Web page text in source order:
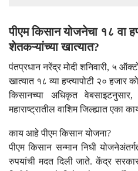
पीएम किसान योजनेचा १८ वा
शेतकऱ्यांच्या खात्यात?
पंतप्रधान नरेंद्र मोदी शनिवारी, ५
खात्यात १८ व्या हप्त्यापोटी २०
किसानच्या अधिकृत
महाराष्ट्रातील वाशिम जिल्ह्यात एका
काय आहे पीएम किसान योजना?
पीएम किसान सन्मान निधी
रुपयांची मदत दिली जाते. केंद्र